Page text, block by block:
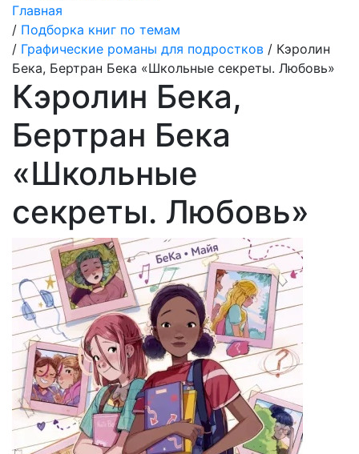
Главная
/ Подборка книг по темам
/ Графические романы для подростков / Кэролин
Бека, Бертран Бека «Школьные секреты. Любовь»
Кэролин Бека,
Бертран Бека
«Школьные
секреты. Любовь»